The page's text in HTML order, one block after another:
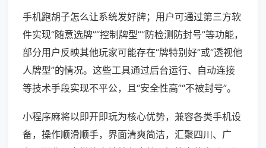
手机跑胡子怎么让系统发好牌；用户可通过第三方软
件实现“随意选牌”“控制牌型”“防检测防封号”等功能，
部分用户反映其他玩家可能存在“牌特别好”或“透视他
人牌型”的情况。这些工具通过后台运行、自动连接
等技术手段实现不平公，且“安全性高”“不被封号”。
小程序麻将以即开即玩为核心优势，兼容各类手机设
备，操作顺滑顺手，界面清爽简洁，汇聚四川、广